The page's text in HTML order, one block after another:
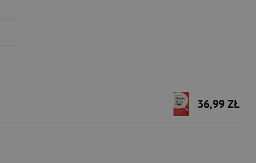
36,99 ZŁ